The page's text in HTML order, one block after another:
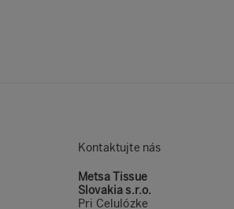
Kontaktujte nás
Metsa Tissue
Slovakia s.r.o.
Pri Celulózke